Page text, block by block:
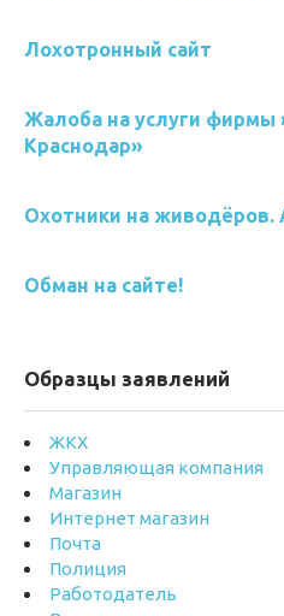
Лохотронный сайт
Жалоба на услуги фирмы
Краснодар»
Охотники на живодёров.
Обман на сайте!
Образцы заявлений
ЖКХ
Управляющая компания
Магазин
Интернет магазин
Почта
Полиция
Работодатель